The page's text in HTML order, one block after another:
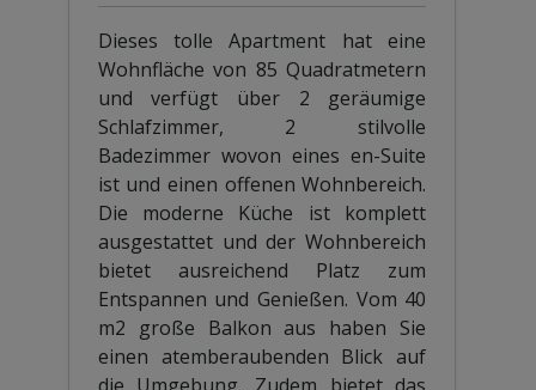
Dieses tolle Apartment hat eine
Wohnfläche von 85 Quadratmetern
und verfügt über 2 geräumige
Schlafzimmer, 2 stilvolle
Badezimmer wovon eines en-Suite
ist und einen offenen Wohnbereich.
Die moderne Küche ist komplett
ausgestattet und der Wohnbereich
bietet ausreichend Platz zum
Entspannen und Genießen. Vom 40
m2 große Balkon aus haben Sie
einen atemberaubenden Blick auf